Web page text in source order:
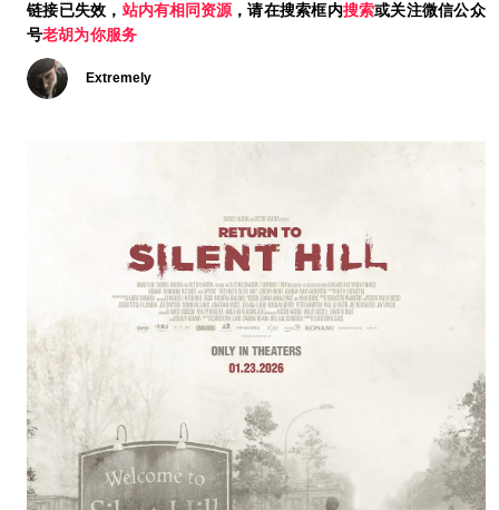
链接已失效， 站内有相同资源 ，请在搜索框内搜索或关注微信公众
号老胡为你服务
Extremely